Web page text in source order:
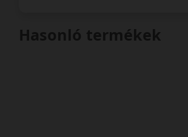
Hasonló termékek